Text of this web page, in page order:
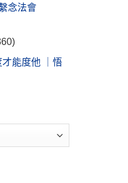
念法會
能度他 ｜悟